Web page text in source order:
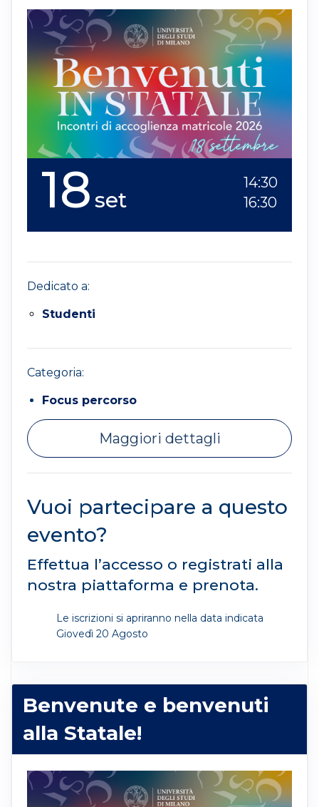
18set
14:30
16:30
Dedicato a:
Studenti
Categoria:
Focus percorso
Maggiori dettagli
Vuoi partecipare a questo
evento?
Effettua l’accesso o registrati alla
nostra piattaforma e prenota.
Le iscrizioni si apriranno nella data indicata
Giovedì 20 Agosto
Benvenute e benvenuti
alla Statale!